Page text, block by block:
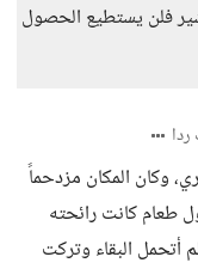
فلن يستطيع الحصول
وكان المكان مزدحماً
طعام كانت رائحته
أتحمل البقاء وتركت